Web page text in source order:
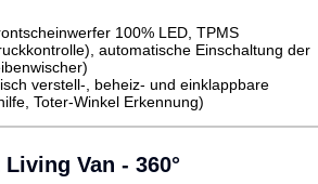
100% LED, TPMS
automatische Einschaltung der
verstell-, beheiz- und einklappbare
Toter-Winkel Erkennung)
Van - 360°